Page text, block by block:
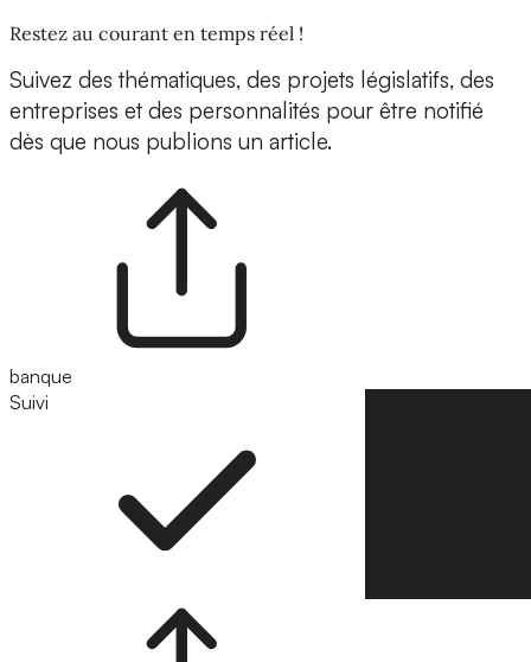
Restez au courant en temps réel !
Suivez des thématiques, des projets législatifs, des
entreprises et des personnalités pour être notifié
dès que nous publions un article.
banque
Suivi